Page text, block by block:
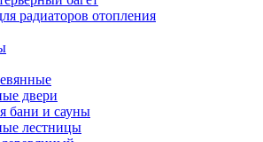
радиаторов отопления
двери
бани и сауны
лестницы